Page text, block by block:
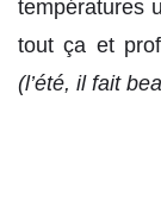
températures
tout ça et
(l’été, il fait